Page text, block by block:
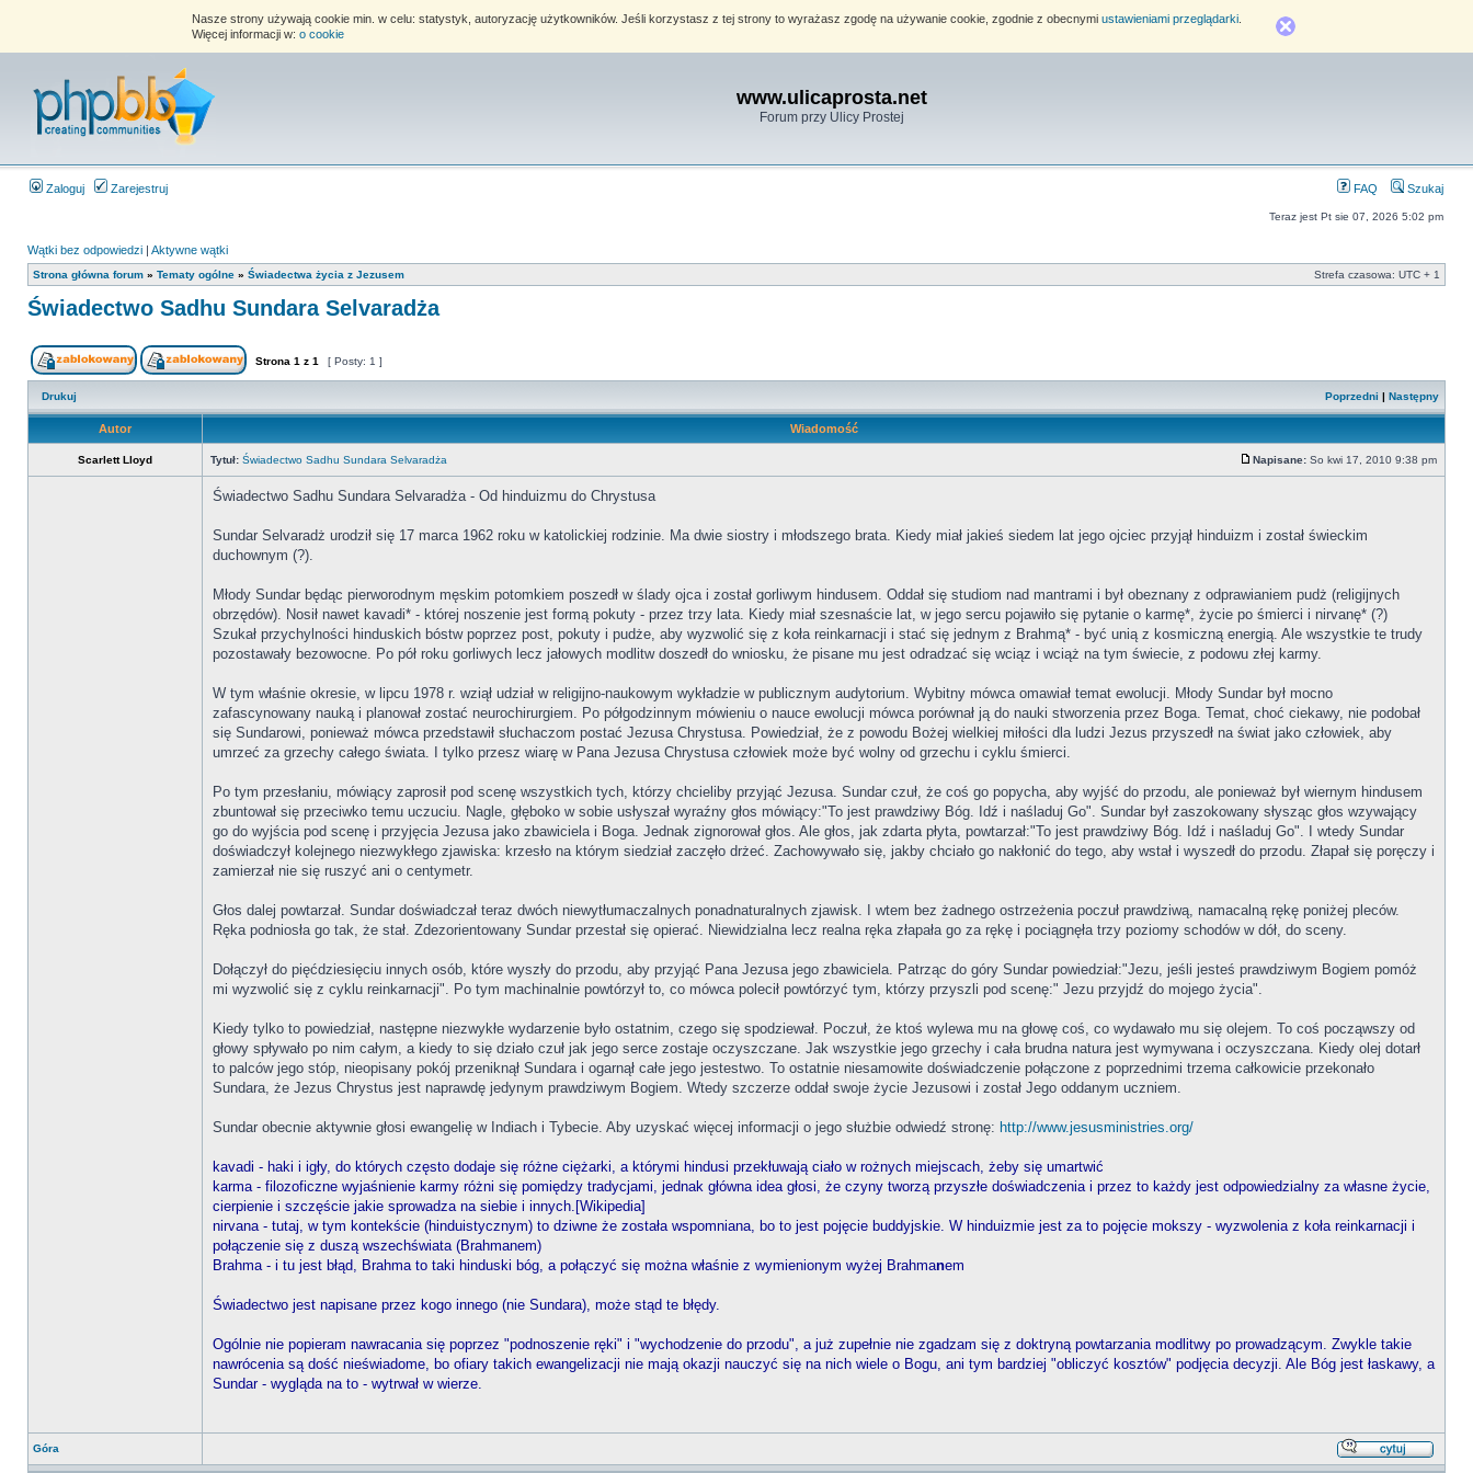
Nasze strony używają cookie min. w celu: statystyk, autoryzację użytkowników. Jeśli korzystasz z tej strony to wyrażasz zgodę na używanie cookie, zgodnie z obecnymi ustawieniami przeglądarki.
Więcej informacji w: o cookie
www.ulicaprosta.net
Forum przy Ulicy Prostej
Zaloguj Zarejestruj FAQ Szukaj
Teraz jest Pt sie 07, 2026 5:02 pm
Wątki bez odpowiedzi | Aktywne wątki
Strona główna forum » Tematy ogólne » Świadectwa życia z Jezusem Strefa czasowa: UTC + 1
Świadectwo Sadhu Sundara Selvaradża
Strona 1 z 1 [ Posty: 1 ]
Drukuj Poprzedni | Następny
Autor Wiadomość
Scarlett Lloyd Tytuł: Świadectwo Sadhu Sundara Selvaradża Napisane: So kwi 17, 2010 9:38 pm
Świadectwo Sadhu Sundara Selvaradża - Od hinduizmu do Chrystusa
Sundar Selvaradż urodził się 17 marca 1962 roku w katolickiej rodzinie. Ma dwie siostry i młodszego brata. Kiedy miał jakieś siedem lat jego ojciec przyjął hinduizm i został świeckim
duchownym (?).
Młody Sundar będąc pierworodnym męskim potomkiem poszedł w ślady ojca i został gorliwym hindusem. Oddał się studiom nad mantrami i był obeznany z odprawianiem pudż (religijnych
obrzędów). Nosił nawet kavadi* - której noszenie jest formą pokuty - przez trzy lata. Kiedy miał szesnaście lat, w jego sercu pojawiło się pytanie o karmę*, życie po śmierci i nirvanę* (?)
Szukał przychylności hinduskich bóstw poprzez post, pokuty i pudże, aby wyzwolić się z koła reinkarnacji i stać się jednym z Brahmą* - być unią z kosmiczną energią. Ale wszystkie te trudy
pozostawały bezowocne. Po pół roku gorliwych lecz jałowych modlitw doszedł do wniosku, że pisane mu jest odradzać się wciąz i wciąż na tym świecie, z podowu złej karmy.
W tym właśnie okresie, w lipcu 1978 r. wziął udział w religijno-naukowym wykładzie w publicznym audytorium. Wybitny mówca omawiał temat ewolucji. Młody Sundar był mocno
zafascynowany nauką i planował zostać neurochirurgiem. Po półgodzinnym mówieniu o nauce ewolucji mówca porównał ją do nauki stworzenia przez Boga. Temat, choć ciekawy, nie podobał
się Sundarowi, ponieważ mówca przedstawił słuchaczom postać Jezusa Chrystusa. Powiedział, że z powodu Bożej wielkiej miłości dla ludzi Jezus przyszedł na świat jako człowiek, aby
umrzeć za grzechy całego świata. I tylko przesz wiarę w Pana Jezusa Chrystusa człowiek może być wolny od grzechu i cyklu śmierci.
Po tym przesłaniu, mówiący zaprosił pod scenę wszystkich tych, którzy chcieliby przyjąć Jezusa. Sundar czuł, że coś go popycha, aby wyjść do przodu, ale ponieważ był wiernym hindusem
zbuntował się przeciwko temu uczuciu. Nagle, głęboko w sobie usłyszał wyraźny głos mówiący:"To jest prawdziwy Bóg. Idź i naśladuj Go". Sundar był zaszokowany słysząc głos wzywający
go do wyjścia pod scenę i przyjęcia Jezusa jako zbawiciela i Boga. Jednak zignorował głos. Ale głos, jak zdarta płyta, powtarzał:"To jest prawdziwy Bóg. Idź i naśladuj Go". I wtedy Sundar
doświadczył kolejnego niezwykłego zjawiska: krzesło na którym siedział zaczęło drżeć. Zachowywało się, jakby chciało go nakłonić do tego, aby wstał i wyszedł do przodu. Złapał się poręczy i
zamierzał nie się ruszyć ani o centymetr.
Głos dalej powtarzał. Sundar doświadczał teraz dwóch niewytłumaczalnych ponadnaturalnych zjawisk. I wtem bez żadnego ostrzeżenia poczuł prawdziwą, namacalną rękę poniżej pleców.
Ręka podniosła go tak, że stał. Zdezorientowany Sundar przestał się opierać. Niewidzialna lecz realna ręka złapała go za rękę i pociągnęła trzy poziomy schodów w dół, do sceny.
Dołączył do pięćdziesięciu innych osób, które wyszły do przodu, aby przyjąć Pana Jezusa jego zbawiciela. Patrząc do góry Sundar powiedział:"Jezu, jeśli jesteś prawdziwym Bogiem pomóż
mi wyzwolić się z cyklu reinkarnacji". Po tym machinalnie powtórzył to, co mówca polecił powtórzyć tym, którzy przyszli pod scenę:" Jezu przyjdź do mojego życia".
Kiedy tylko to powiedział, następne niezwykłe wydarzenie było ostatnim, czego się spodziewał. Poczuł, że ktoś wylewa mu na głowę coś, co wydawało mu się olejem. To coś począwszy od
głowy spływało po nim całym, a kiedy to się działo czuł jak jego serce zostaje oczyszczane. Jak wszystkie jego grzechy i cała brudna natura jest wymywana i oczyszczana. Kiedy olej dotarł
to palców jego stóp, nieopisany pokój przeniknął Sundara i ogarnął całe jego jestestwo. To ostatnie niesamowite doświadczenie połączone z poprzednimi trzema całkowicie przekonało
Sundara, że Jezus Chrystus jest naprawdę jedynym prawdziwym Bogiem. Wtedy szczerze oddał swoje życie Jezusowi i został Jego oddanym uczniem.
Sundar obecnie aktywnie głosi ewangelię w Indiach i Tybecie. Aby uzyskać więcej informacji o jego służbie odwiedź stronę: http://www.jesusministries.org/
kavadi - haki i igły, do których często dodaje się różne ciężarki, a którymi hindusi przekłuwają ciało w rożnych miejscach, żeby się umartwić
karma - filozoficzne wyjaśnienie karmy różni się pomiędzy tradycjami, jednak główna idea głosi, że czyny tworzą przyszłe doświadczenia i przez to każdy jest odpowiedzialny za własne życie,
cierpienie i szczęście jakie sprowadza na siebie i innych.[Wikipedia]
nirvana - tutaj, w tym kontekście (hinduistycznym) to dziwne że została wspomniana, bo to jest pojęcie buddyjskie. W hinduizmie jest za to pojęcie mokszy - wyzwolenia z koła reinkarnacji i
połączenie się z duszą wszechświata (Brahmanem)
Brahma - i tu jest błąd, Brahma to taki hinduski bóg, a połączyć się można właśnie z wymienionym wyżej Brahmanem
Świadectwo jest napisane przez kogo innego (nie Sundara), może stąd te błędy.
Ogólnie nie popieram nawracania się poprzez "podnoszenie ręki" i "wychodzenie do przodu", a już zupełnie nie zgadzam się z doktryną powtarzania modlitwy po prowadzącym. Zwykle takie
nawrócenia są dość nieświadome, bo ofiary takich ewangelizacji nie mają okazji nauczyć się na nich wiele o Bogu, ani tym bardziej "obliczyć kosztów" podjęcia decyzji. Ale Bóg jest łaskawy, a
Sundar - wygląda na to - wytrwał w wierze.
Góra